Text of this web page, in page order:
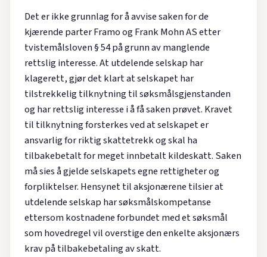
Det er ikke grunnlag for å avvise saken for de
kjærende parter Framo og Frank Mohn AS etter
tvistemålsloven § 54 på grunn av manglende
rettslig interesse. At utdelende selskap har
klagerett, gjør det klart at selskapet har
tilstrekkelig tilknytning til søksmålsgjenstanden
og har rettslig interesse i å få saken prøvet. Kravet
til tilknytning forsterkes ved at selskapet er
ansvarlig for riktig skattetrekk og skal ha
tilbakebetalt for meget innbetalt kildeskatt. Saken
må sies å gjelde selskapets egne rettigheter og
forpliktelser. Hensynet til aksjonærene tilsier at
utdelende selskap har søksmålskompetanse
ettersom kostnadene forbundet med et søksmål
som hovedregel vil overstige den enkelte aksjonærs
krav på tilbakebetaling av skatt.